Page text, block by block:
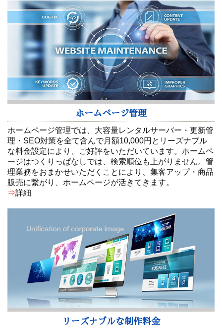
ホームページ管理
ホームページ管理では、大容量レンタルサーバー・更新管
理・SEO対策を全て含んで月額10,000円とリーズナブル
な料金設定により、ご好評をいただいています。ホームペ
ージはつくりっぱなしでは、検索順位も上がりません。管
理業務をおまかせいただくことにより、集客アップ・商品
販売に繋がり、ホームページが活きてきます。
⇒詳細
リーズナブルな制作料金